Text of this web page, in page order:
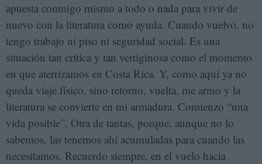
apuesta conmigo mismo a todo o nada para vivir de
nuevo con la literatura como ayuda. Cuando vuelvo, no
tengo trabajo ni piso ni seguridad social. Es una
situación tan crítica y tan vertiginosa como el momento
en que aterrizamos en Costa Rica. Y, como aquí ya no
queda viaje físico, sino retorno, vuelta, me armo y la
literatura se convierte en mi armadura. Comienzo “una
vida posible”. Otra de tantas, porque, aunque no lo
sabemos, las tenemos ahí acumuladas para cuando las
necesitamos. Recuerdo siempre, en el vuelo hacia